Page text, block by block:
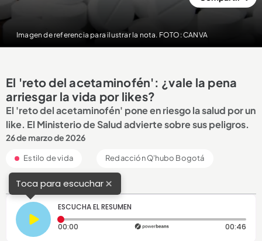
Imagen de referencia para ilustrar la nota. FOTO: CANVA
El 'reto del acetaminofén': ¿vale la pena
arriesgar la vida por likes?
El 'reto del acetaminofén' pone en riesgo la salud por un
like. El Ministerio de Salud advierte sobre sus peligros.
26 de marzo de 2026
Estilo de vida Redacción Q'hubo Bogotá
Toca para escuchar×
ESCUCHA EL RESUMEN
00:00 Tiempo transcurrido: 0 segundos 00:46